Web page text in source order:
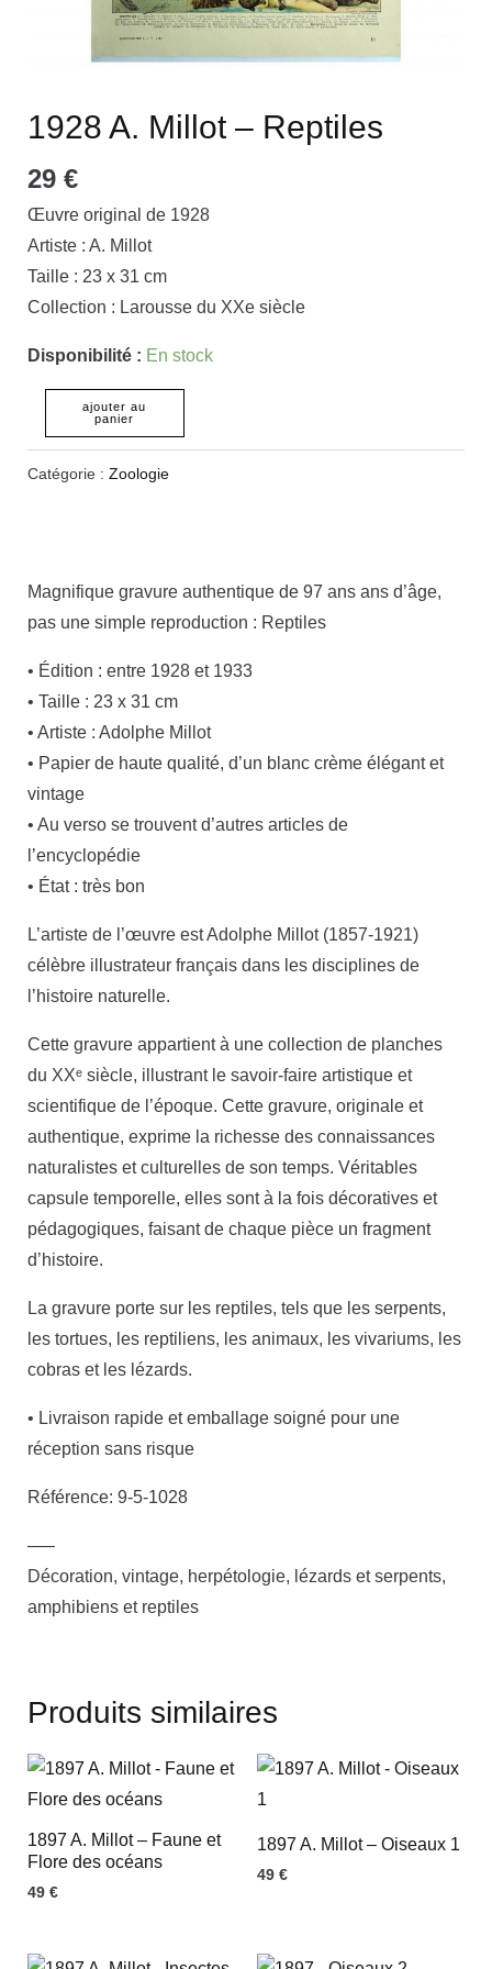
1928 A. Millot – Reptiles
29 €
Œuvre original de 1928
Artiste : A. Millot
Taille : 23 x 31 cm
Collection : Larousse du XXe siècle
Disponibilité : En stock
ajouter au
panier
Catégorie : Zoologie
Magnifique gravure authentique de 97 ans ans d’âge,
pas une simple reproduction : Reptiles
• Édition : entre 1928 et 1933
• Taille : 23 x 31 cm
• Artiste : Adolphe Millot
• Papier de haute qualité, d’un blanc crème élégant et
vintage
• Au verso se trouvent d’autres articles de
l’encyclopédie
• État : très bon
L’artiste de l’œuvre est Adolphe Millot (1857-1921)
célèbre illustrateur français dans les disciplines de
l’histoire naturelle.
Cette gravure appartient à une collection de planches
du XXᵉ siècle, illustrant le savoir-faire artistique et
scientifique de l’époque. Cette gravure, originale et
authentique, exprime la richesse des connaissances
naturalistes et culturelles de son temps. Véritables
capsule temporelle, elles sont à la fois décoratives et
pédagogiques, faisant de chaque pièce un fragment
d’histoire.
La gravure porte sur les reptiles, tels que les serpents,
les tortues, les reptiliens, les animaux, les vivariums, les
cobras et les lézards.
• Livraison rapide et emballage soigné pour une
réception sans risque
Référence: 9-5-1028
—–
Décoration, vintage, herpétologie, lézards et serpents,
amphibiens et reptiles
Produits similaires
1897 A. Millot – Faune et
Flore des océans
49 €
1897 A. Millot – Oiseaux 1
49 €